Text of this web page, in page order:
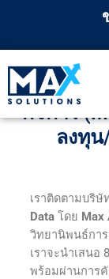
ทีมที่ปรึก
กิจการ
ลงทุ
เราติดตามบริษั
Data โดย Max
วิทยานิพนธ์กา
เราจะนำเสน
พร้อมผ่านการ